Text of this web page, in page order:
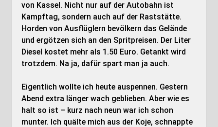
von Kassel. Nicht nur auf der Autobahn ist
Kampftag, sondern auch auf der Raststätte.
Horden von Ausflüglern bevölkern das Gelände
und ergötzen sich an den Spritpreisen. Der Liter
Diesel kostet mehr als 1.50 Euro. Getankt wird
trotzdem. Na ja, dafür spart man ja auch.
Eigentlich wollte ich heute auspennen. Gestern
Abend extra länger wach geblieben. Aber wie es
halt so ist – kurz nach neun war ich schon
munter. Ich quälte mich aus der Koje, schnappte